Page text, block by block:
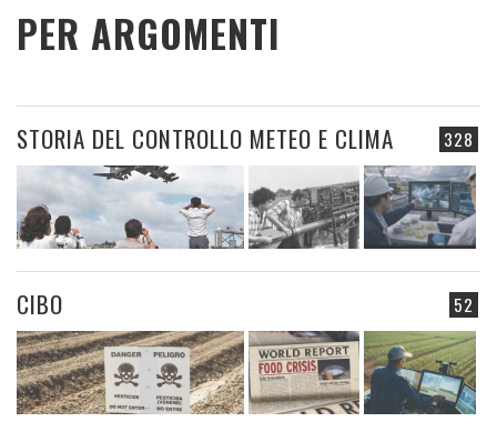
PER ARGOMENTI
328
STORIA DEL CONTROLLO METEO E CLIMA
52
CIBO